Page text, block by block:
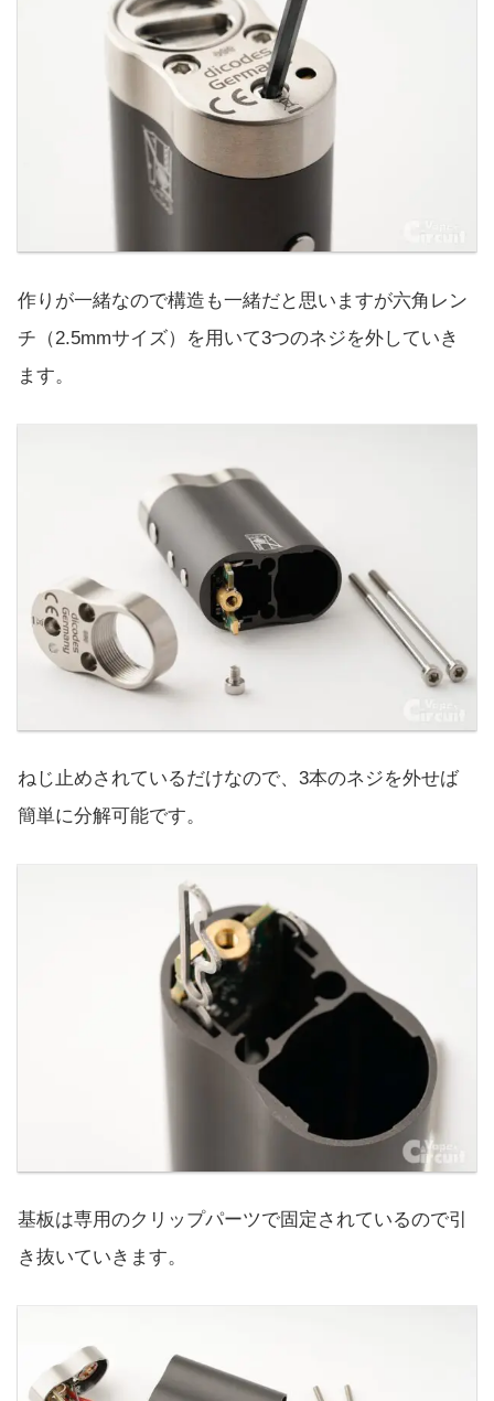
作りが一緒なので構造も一緒だと思いますが六角レン
チ（2.5mmサイズ）を用いて3つのネジを外していき
ます。
ねじ止めされているだけなので、3本のネジを外せば
簡単に分解可能です。
基板は専用のクリップパーツで固定されているので引
き抜いていきます。